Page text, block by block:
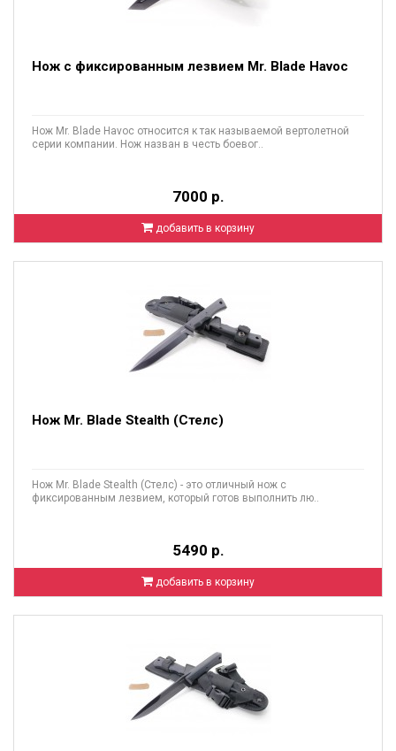
Нож с фиксированным лезвием Mr. Blade Havoc
Нож Mr. Blade Havoc относится к так называемой вертолетной
серии компании. Нож назван в честь боевог..
7000 р.
добавить в корзину
Нож Mr. Blade Stealth (Стелс)
Нож Mr. Blade Stealth (Стелс) - это отличный нож с
фиксированным лезвием, который готов выполнить лю..
5490 р.
добавить в корзину